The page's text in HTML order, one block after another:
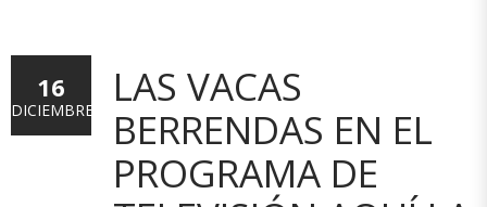
LAS VACAS
BERRENDAS EN EL
PROGRAMA DE
16
DICIEMBRE